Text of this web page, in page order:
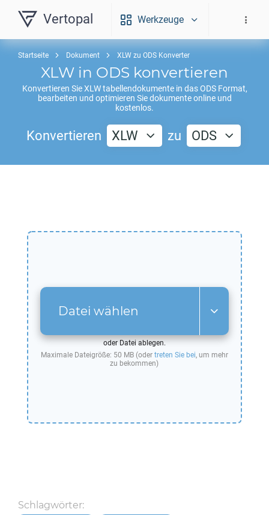
Vertopal Werkzeuge
Startseite Dokument XLW zu ODS Konverter
XLW in ODS konvertieren
Konvertieren SieXLWtabellendokumente in dasODSFormat,
bearbeiten und optimieren Sie dokumente online und
kostenlos.
Konvertieren XLW zu ODS
Datei wählen
oder Datei ablegen.
Maximale Dateigröße: 50 MB (oder treten Sie bei, um mehr
zu bekommen)
Schlagwörter: